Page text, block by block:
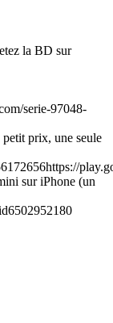
la BD sur
serie-97048-
prix, une seule
sur iPhone (un